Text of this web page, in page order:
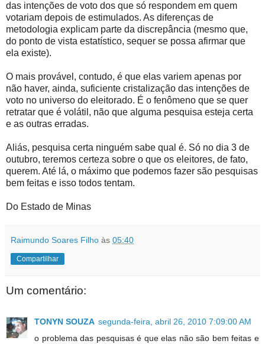
das intenções de voto dos que só respondem em quem
votariam depois de estimulados. As diferenças de
metodologia explicam parte da discrepância (mesmo que,
do ponto de vista estatístico, sequer se possa afirmar que
ela existe).
O mais provável, contudo, é que elas variem apenas por
não haver, ainda, suficiente cristalização das intenções de
voto no universo do eleitorado. É o fenômeno que se quer
retratar que é volátil, não que alguma pesquisa esteja certa
e as outras erradas.
Aliás, pesquisa certa ninguém sabe qual é. Só no dia 3 de
outubro, teremos certeza sobre o que os eleitores, de fato,
querem. Até lá, o máximo que podemos fazer são pesquisas
bem feitas e isso todos tentam.
Do Estado de Minas
Raimundo Soares Filho às 05:40
Compartilhar
Um comentário:
TONYN SOUZA segunda-feira, abril 26, 2010 7:09:00 AM
o problema das pesquisas é que elas não são bem feitas e